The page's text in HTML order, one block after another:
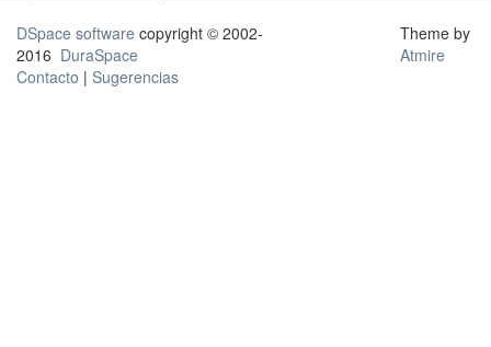
DSpace software copyright © 2002-
2016 DuraSpace
Contacto | Sugerencias
Theme by
Atmire